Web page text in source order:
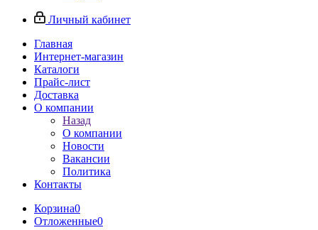
Личный кабинет
Главная
Интернет-магазин
Каталоги
Прайс-лист
Доставка
О компании
Назад
О компании
Новости
Вакансии
Политика
Контакты
Корзина0
Отложенные0